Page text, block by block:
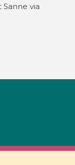
via